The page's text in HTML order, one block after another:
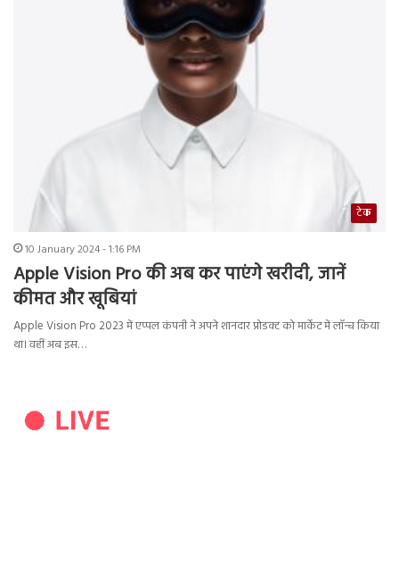
टेक
10 January 2024 - 1:16 PM
Apple Vision Pro की अब कर पाएंगे खरीदी, जानें
कीमत और खूबियां
Apple Vision Pro 2023 में एप्पल कंपनी ने अपने शानदार प्रोडक्ट को मार्केट में लॉन्च किया
था। वहीं अब इस…